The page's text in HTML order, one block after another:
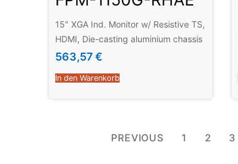
15″ XGA Ind. Monitor w/ Resistive TS,
HDMI, Die-casting aluminium chassis
563,57€
In den Warenkorb
PREVIOUS 1 2 3